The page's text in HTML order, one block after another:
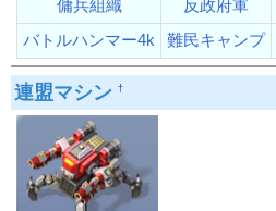
傭兵組織
反政府軍
バトルハンマー4k
難民キャンプ
連盟マシン †